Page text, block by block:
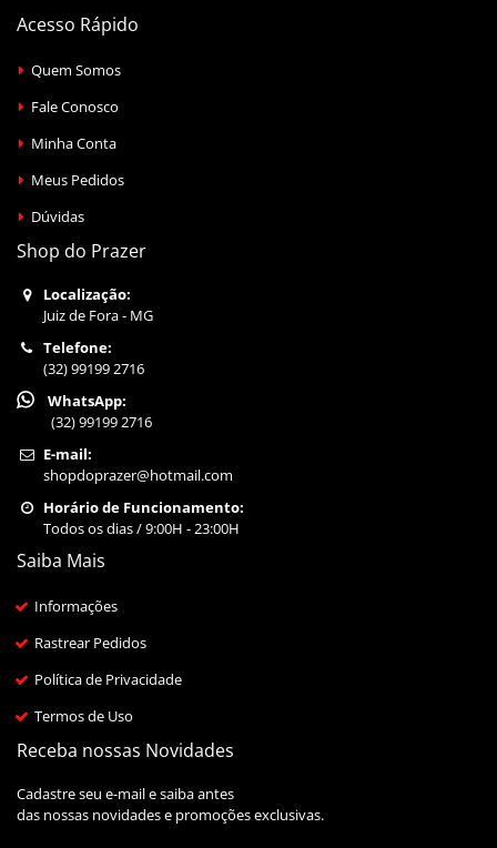
Acesso Rápido
Quem Somos
Fale Conosco
Minha Conta
Meus Pedidos
Dúvidas
Shop do Prazer
Localização:
Juiz de Fora - MG
Telefone:
(32) 99199 2716
WhatsApp:
(32) 99199 2716
E-mail:
shopdoprazer@hotmail.com
Horário de Funcionamento:
Todos os dias / 9:00H - 23:00H
Saiba Mais
Informações
Rastrear Pedidos
Política de Privacidade
Termos de Uso
Receba nossas Novidades
Cadastre seu e-mail e saiba antes
das nossas novidades e promoções exclusivas.